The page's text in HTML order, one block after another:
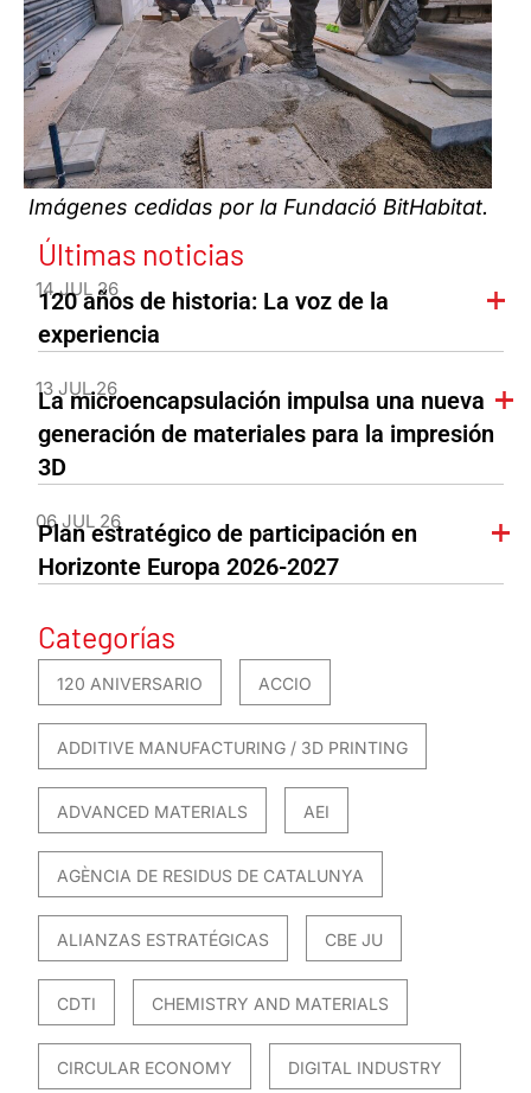
Imágenes cedidas por la Fundació BitHabitat.
Últimas noticias
14 JUL 26
120 años de historia: La voz de la
experiencia
13 JUL 26
La microencapsulación impulsa una nueva
generación de materiales para la impresión
3D
06 JUL 26
Plan estratégico de participación en
Horizonte Europa 2026-2027
Categorías
120 ANIVERSARIO ACCIO
ADDITIVE MANUFACTURING / 3D PRINTING
ADVANCED MATERIALS AEI
AGÈNCIA DE RESIDUS DE CATALUNYA
ALIANZAS ESTRATÉGICAS CBE JU
CDTI CHEMISTRY AND MATERIALS
CIRCULAR ECONOMY DIGITAL INDUSTRY